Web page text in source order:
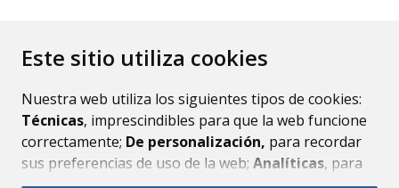
Este sitio utiliza cookies
Nuestra web utiliza los siguientes tipos de cookies:
Técnicas, imprescindibles para que la web funcione
correctamente; De personalización, para recordar
sus preferencias de uso de la web; Analíticas, para